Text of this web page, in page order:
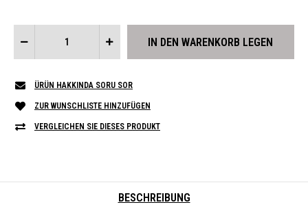
ÜRÜN HAKKINDA SORU SOR
ZUR WUNSCHLISTE HINZUFÜGEN
VERGLEICHEN SIE DIESES PRODUKT
BESCHREIBUNG